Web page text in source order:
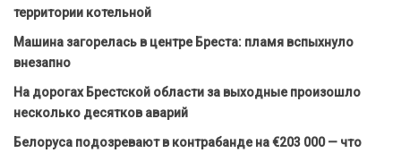
территории котельной
Машина загорелась в центре Бреста: пламя вспыхнуло
внезапно
На дорогах Брестской области за выходные произошло
несколько десятков аварий
Белоруса подозревают в контрабанде на €203 000 — что